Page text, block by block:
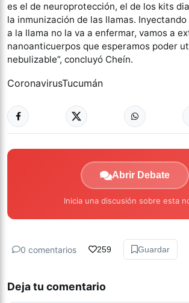
es el de neuroprotección, el de los kits
la inmunización de las llamas.
a la llama no la va a enfermar, vamos a
nanoanticuerpos que esperamos poder
nebulizable”, concluyó Cheín.
CoronavirusTucumán
Abrir Debate
Inicia una discusión sobre esta
0 comentarios 259 Guardar
Deja tu comentario